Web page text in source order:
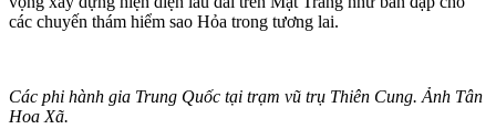
các chuyến thám hiểm sao Hỏa trong tương lai.
Các phi hành gia Trung Quốc tại trạm vũ trụ Thiên Cung. Ảnh Tân
Hoa Xã.